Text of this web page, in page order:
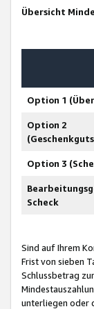
Übersicht
Option 1
Option 2
Option 3
Scheck
Sind auf Ihrem
Frist von sieben
Schlussbetrag
unterliegen oder